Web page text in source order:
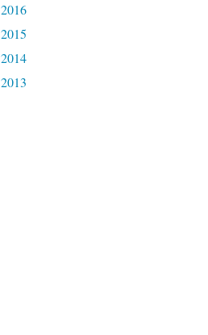
2016
2015
2014
2013